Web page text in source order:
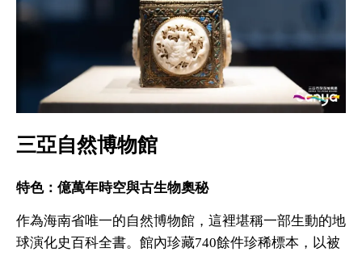
三亞自然博物館
特色：億萬年時空與古生物奧秘
作為海南省唯一的自然博物館，這裡堪稱一部生動的地
球演化史百科全書。館內珍藏740餘件珍稀標本，以被